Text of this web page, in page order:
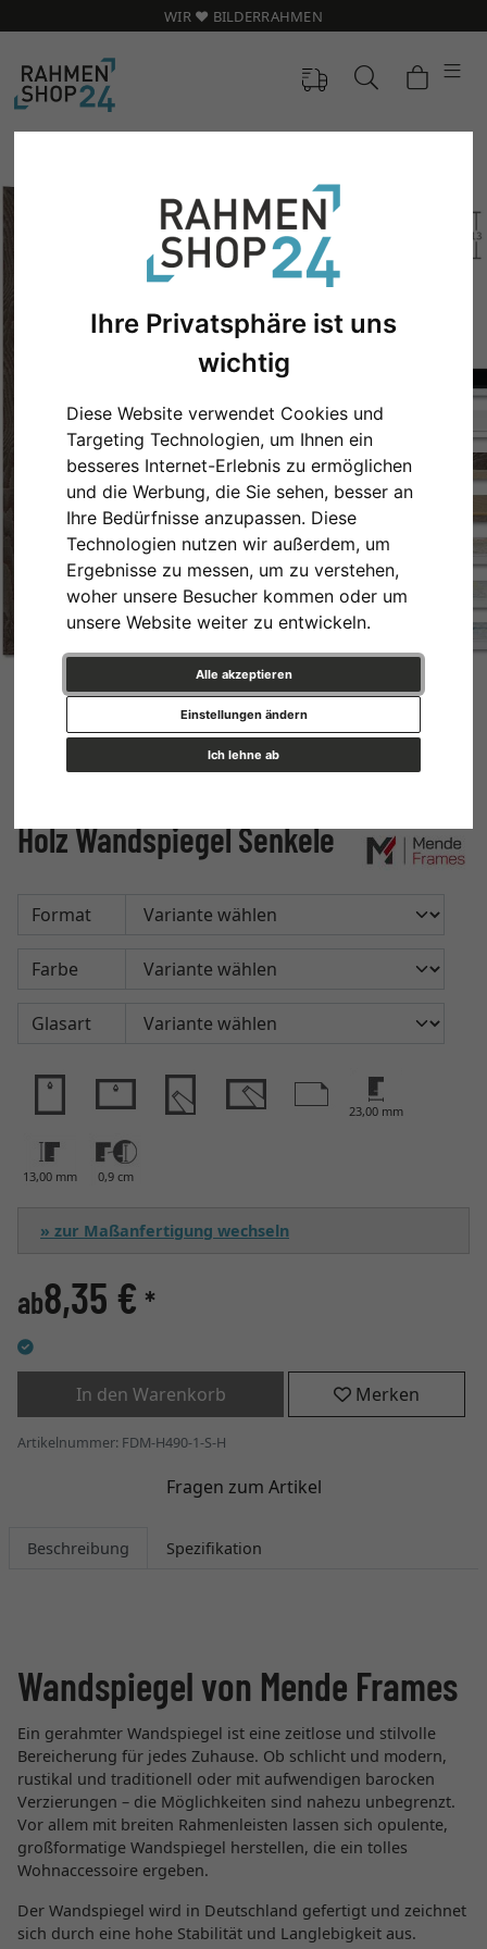
Ihre Privatsphäre ist uns
wichtig
Diese Website verwendet Cookies und
Targeting Technologien, um Ihnen ein
besseres Internet-Erlebnis zu ermöglichen
und die Werbung, die Sie sehen, besser an
Ihre Bedürfnisse anzupassen. Diese
Technologien nutzen wir außerdem, um
Ergebnisse zu messen, um zu verstehen,
woher unsere Besucher kommen oder um
unsere Website weiter zu entwickeln.
Alle akzeptieren
Ich lehne ab
Einstellungen ändern
WIR ❤️ BILDERRAHMEN
Zurück
Holz Wandspiegel Senkele
Format
Farbe
Glasart
23,00 mm
13,00 mm 0,9 cm
» zur Maßanfertigung wechseln
ab8,35 € *
In den Warenkorb Merken
Artikelnummer: FDM-H490-1-S-H
Fragen zum Artikel
Beschreibung Spezifikation
Wandspiegel von Mende Frames
Ein gerahmter Wandspiegel ist eine zeitlose und stilvolle
Bereicherung für jedes Zuhause. Ob schlicht und modern,
rustikal und traditionell oder mit aufwendigen barocken
Verzierungen – die Möglichkeiten sind nahezu unbegrenzt.
Vor allem mit breiten Rahmenleisten lassen sich opulente,
großformatige Wandspiegel herstellen, die ein tolles
Wohnaccessoire ergeben.
Der Wandspiegel wird in Deutschland gefertigt und zeichnet
sich durch eine hohe Stabilität und Langlebigkeit aus.